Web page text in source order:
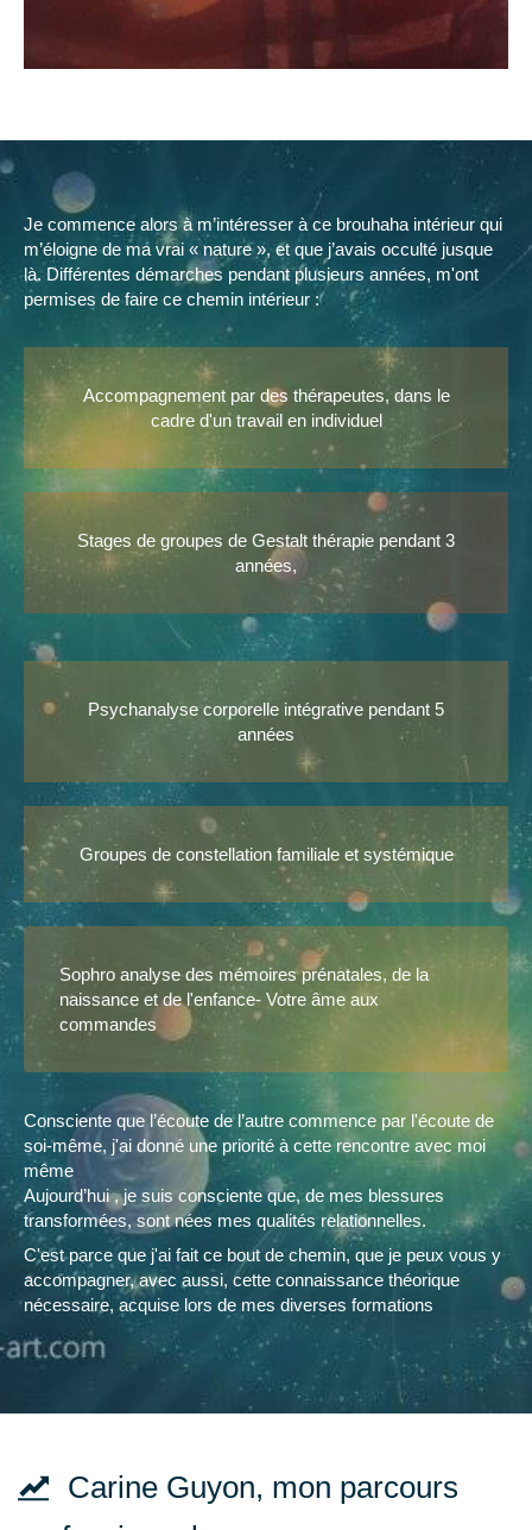
Je commence alors à m’intéresser à ce brouhaha intérieur qui
m’éloigne de ma vrai « nature », et que j’avais occulté jusque
là. Différentes démarches pendant plusieurs années, m'ont
permises de faire ce chemin intérieur :
Accompagnement par des thérapeutes, dans le
cadre d'un travail en individuel
Stages de groupes de Gestalt thérapie pendant 3
années,
Psychanalyse corporelle intégrative pendant 5
années
Groupes de constellation familiale et systémique
Sophro analyse des mémoires prénatales, de la
naissance et de l'enfance- Votre âme aux
commandes
Consciente que l’écoute de l’autre commence par l'écoute de
soi-même, j'ai donné une priorité à cette rencontre avec moi
même
Aujourd’hui , je suis consciente que, de mes blessures
transformées, sont nées mes qualités relationnelles.
C'est parce que j'ai fait ce bout de chemin, que je peux vous y
accompagner, avec aussi, cette connaissance théorique
nécessaire, acquise lors de mes diverses formations
Carine Guyon, mon parcours